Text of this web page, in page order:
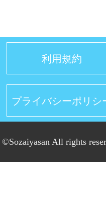
利用規約
プライバシーポリシ
©Sozaiyasan All rights